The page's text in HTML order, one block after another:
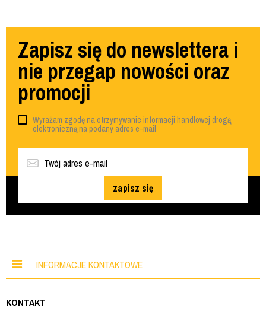
Zapisz się do newslettera i
nie przegap nowości oraz
promocji
Wyrażam zgodę na otrzymywanie informacji handlowej drogą
elektroniczną na podany adres e-mail
zapisz się
INFORMACJE KONTAKTOWE
KONTAKT